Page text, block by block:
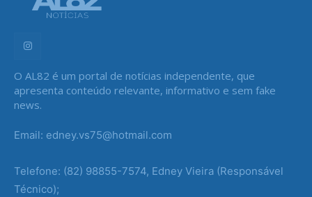
O AL82 é um portal de notícias independente, que
apresenta conteúdo relevante, informativo e sem fake
news.
Email: edney.vs75@hotmail.com
Telefone: (82) 98855-7574, Edney Vieira (Responsável
Técnico);